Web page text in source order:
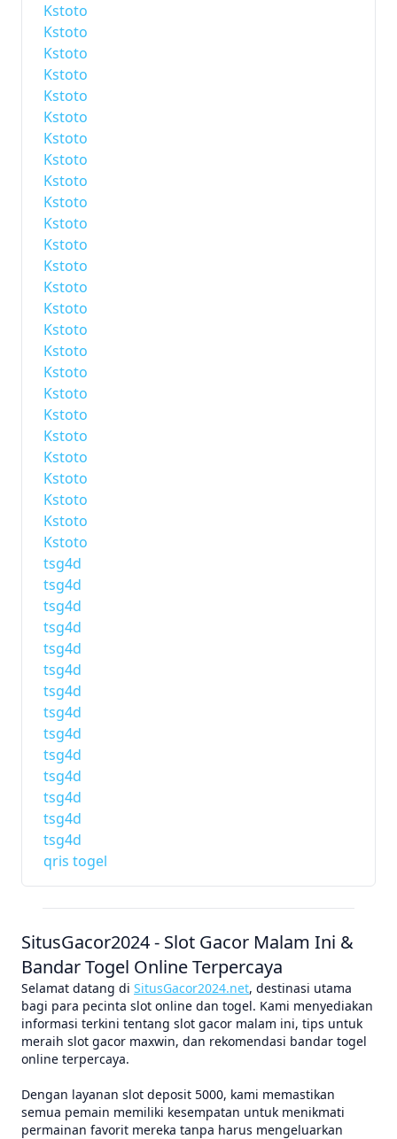
Kstoto
Kstoto
Kstoto
Kstoto
Kstoto
Kstoto
Kstoto
Kstoto
Kstoto
Kstoto
Kstoto
Kstoto
Kstoto
Kstoto
Kstoto
Kstoto
Kstoto
Kstoto
Kstoto
Kstoto
Kstoto
Kstoto
Kstoto
Kstoto
Kstoto
Kstoto
tsg4d
tsg4d
tsg4d
tsg4d
tsg4d
tsg4d
tsg4d
tsg4d
tsg4d
tsg4d
tsg4d
tsg4d
tsg4d
tsg4d
qris togel
SitusGacor2024 - Slot Gacor Malam Ini &
Bandar Togel Online Terpercaya
Selamat datang di SitusGacor2024.net, destinasi utama
bagi para pecinta slot online dan togel. Kami menyediakan
informasi terkini tentang slot gacor malam ini, tips untuk
meraih slot gacor maxwin, dan rekomendasi bandar togel
online terpercaya.
Dengan layanan slot deposit 5000, kami memastikan
semua pemain memiliki kesempatan untuk menikmati
permainan favorit mereka tanpa harus mengeluarkan